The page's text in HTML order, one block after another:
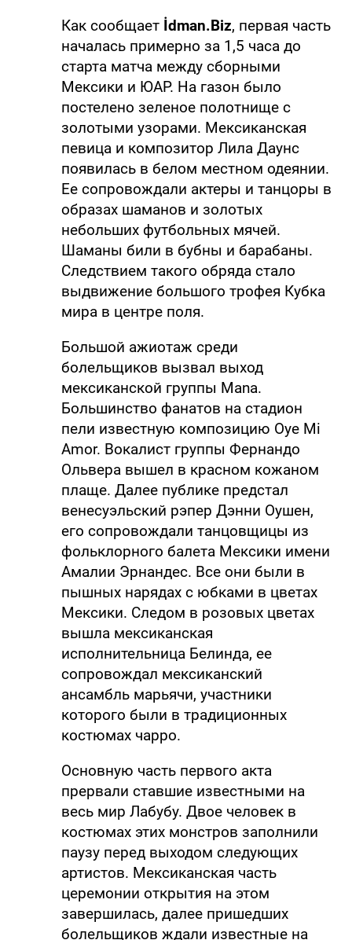
Как сообщает İdman.Biz, первая часть
началась примерно за 1,5 часа до
старта матча между сборными
Мексики и ЮАР. На газон было
постелено зеленое полотнище с
золотыми узорами. Мексиканская
певица и композитор Лила Даунс
появилась в белом местном одеянии.
Ее сопровождали актеры и танцоры в
образах шаманов и золотых
небольших футбольных мячей.
Шаманы били в бубны и барабаны.
Следствием такого обряда стало
выдвижение большого трофея Кубка
мира в центре поля.
Большой ажиотаж среди
болельщиков вызвал выход
мексиканской группы Mana.
Большинство фанатов на стадион
пели известную композицию Oye Mi
Amor. Вокалист группы Фернандо
Ольвера вышел в красном кожаном
плаще. Далее публике предстал
венесуэльский рэпер Дэнни Оушен,
его сопровождали танцовщицы из
фольклорного балета Мексики имени
Амалии Эрнандес. Все они были в
пышных нарядах с юбками в цветах
Мексики. Следом в розовых цветах
вышла мексиканская
исполнительница Белинда, ее
сопровождал мексиканский
ансамбль марьячи, участники
которого были в традиционных
костюмах чарро.
Основную часть первого акта
прервали ставшие известными на
весь мир Лабубу. Двое человек в
костюмах этих монстров заполнили
паузу перед выходом следующих
артистов. Мексиканская часть
церемонии открытия на этом
завершилась, далее пришедших
болельщиков ждали известные на